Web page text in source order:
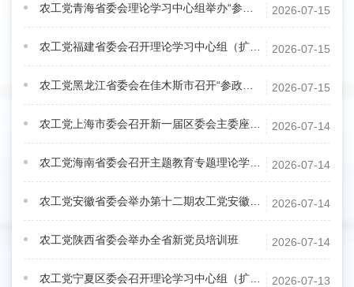
2026-07-15
农工党青海省委会理论学习中心组举办“参政为公、实干为民”主题教育专题读书班
2026-07-15
农工党福建省委会召开理论学习中心组（扩大）学习会
2026-07-15
农工党黑龙江省委会在佳木斯市召开“参政为公、实干为民”主题教育座谈会
2026-07-14
农工党上海市委会召开新一届区委会主委座谈会
2026-07-14
农工党海南省委会召开主题教育专题理论学习会
2026-07-14
农工党安徽省委会举办第十二期农工党安徽省基层组织负责人暨骨干党员培训班
2026-07-14
农工党陕西省委会举办全省新党员培训班
2026-07-13
农工党宁夏区委会召开理论学习中心组（扩大）学习会